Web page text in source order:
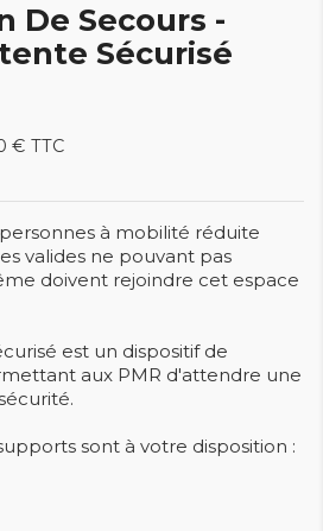
De Secours -
Sécurisé
€ TTC
à mobilité réduite
valides ne pouvant pas
doivent rejoindre cet espace
est un dispositif de
aux PMR d'attendre une
sont à votre disposition :